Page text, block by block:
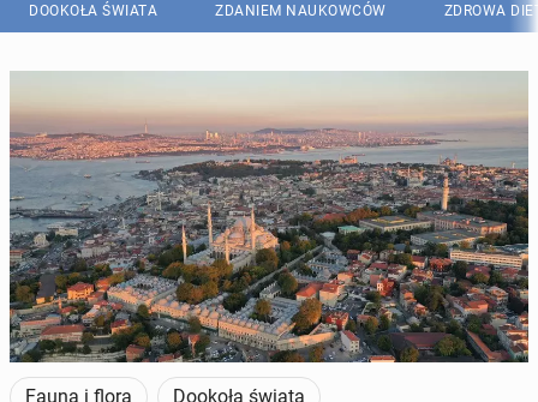
DOOKOŁA ŚWIATA ZDANIEM NAUKOWCÓW ZDROWA
Fauna i flora Dookoła świata